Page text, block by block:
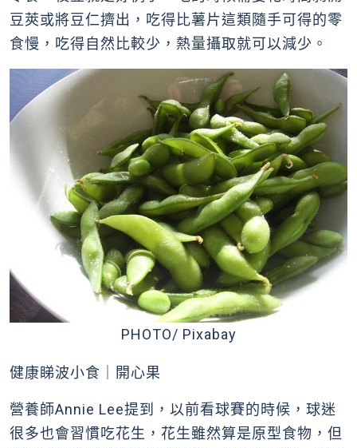
豆莢或將豆仁擠出，吃得比薯片這類隨手可得的零
食慢，吃得自然比較少，熱量攝取就可以減少。
PHOTO/ Pixabay
健康睇波小食｜開心果
營養師Annie Lee提到，以前看球賽的時候，球迷
很多也會習慣吃花生，花生雖然算是原型食物，但